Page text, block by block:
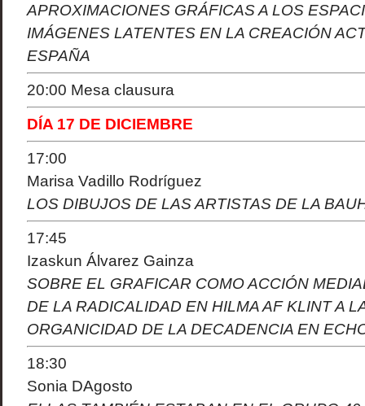
APROXIMACIONES GRÁFICAS A LOS
IMÁGENES LATENTES EN LA CREACIÓN
ESPAÑA
20:00 Mesa clausura
DÍA 17 DE DICIEMBRE
17:00
Marisa Vadillo Rodríguez
LOS DIBUJOS DE LAS ARTISTAS DE LA
17:45
Izaskun Álvarez Gainza
SOBRE EL GRAFICAR COMO ACCIÓN
DE LA RADICALIDAD EN HILMA AF KLINT A
ORGANICIDAD DE LA DECADENCIA EN
18:30
Sonia DAgosto